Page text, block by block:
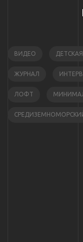
ВИДЕО ДЕТСКАЯ
ЖУРНАЛ
ЛОФТ